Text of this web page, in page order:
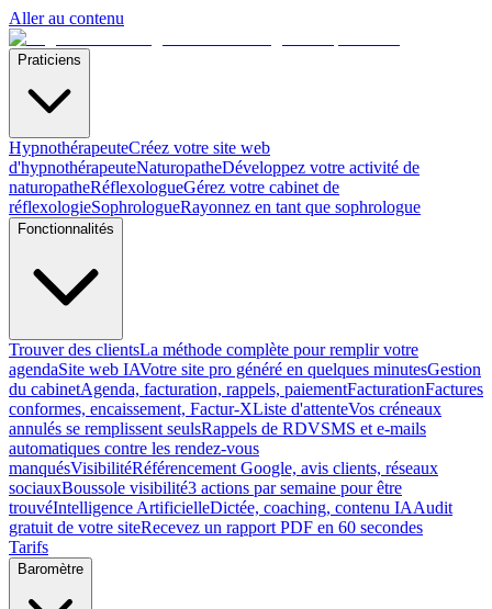
Aller au contenu
Praticiens
HypnothérapeuteCréez votre site web
d'hypnothérapeuteNaturopatheDéveloppez votre activité de
naturopatheRéflexologueGérez votre cabinet de
réflexologieSophrologueRayonnez en tant que sophrologue
Fonctionnalités
Trouver des clientsLa méthode complète pour remplir votre
agendaSite web IAVotre site pro généré en quelques minutesGestion
du cabinetAgenda, facturation, rappels, paiementFacturationFactures
conformes, encaissement, Factur-XListe d'attenteVos créneaux
annulés se remplissent seulsRappels de RDVSMS et e-mails
automatiques contre les rendez-vous
manquésVisibilitéRéférencement Google, avis clients, réseaux
sociauxBoussole visibilité3 actions par semaine pour être
trouvéIntelligence ArtificielleDictée, coaching, contenu IAAudit
gratuit de votre siteRecevez un rapport PDF en 60 secondes
Tarifs
Baromètre